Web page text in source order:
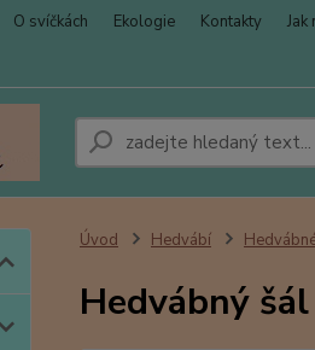
O svíčkách Ekologie Kontakty Jak
Úvod Hedvábí
Hedvábný